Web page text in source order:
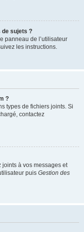
sujets ?
panneau de l’utilisateur
les instructions.
?
types de fichiers joints. Si
contactez
joints à vos messages et
puis Gestion des